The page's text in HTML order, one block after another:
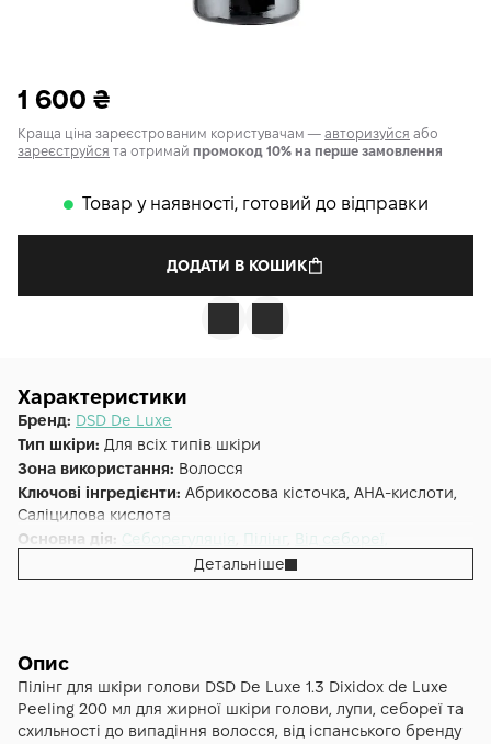
1 600 ₴
Краща ціна зареєстрованим користувачам — авторизуйся або
зареєструйся та отримай промокод 10% на перше замовлення
𒊹 Товар у наявності, готовий до відправки
ДОДАТИ В КОШИК
Характеристики
Бренд: DSD De Luxe
Тип шкіри: Для всіх типів шкіри
Зона використання: Волосся
Ключові інгредієнти: Aбрикосова кісточка, AHA-кислоти,
Саліцилова кислота
Основна дія: Себорегуляція Пілінг Від себореї,
себорейного дерматиту,Від випадіння
Форма випуску:Шампунь
Об'єм (мл/г):
Детальніше
Опис
Пілінг для шкіри голови DSD De Luxe 1.3 Dixidox de Luxe
Peeling 200 мл для жирної шкіри голови, лупи, себореї та
схильності до випадіння волосся, від іспанського бренду